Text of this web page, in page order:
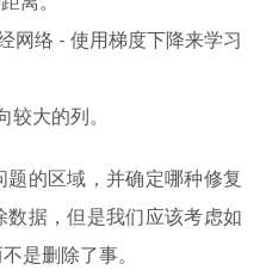
网络 - 使用梯度下降来学习
较大的列。
的区域，并确定哪种修复
据，但是我们应该考虑如
是删除了事。